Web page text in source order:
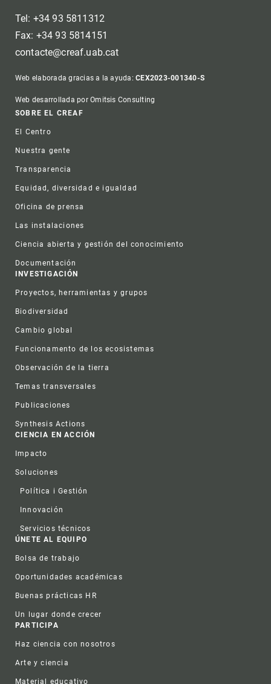
Tel: +34 93 5811312
Fax: +34 93 5814151
contacte@creaf.uab.cat
Web elaborada gracias a la ayuda:CEX2023-001340-S
Web desarrollada por Omitsis Consulting
Footer
SOBRE EL CREAF
El Centro
Nuestra gente
Transparencia
Equidad, diversidad e igualdad
Oficina de prensa
Las instalaciones
Ciencia abierta y gestión del conocimiento
Documentación
INVESTIGACIÓN
Proyectos, herramientas y grupos
Biodiversidad
Cambio global
Funcionamento de los ecosistemas
Observación de la tierra
Temas transversales
Publicaciones
Synthesis Actions
CIENCIA EN ACCIÓN
Impacto
Soluciones
Política i Gestión
Innovación
Servicios técnicos
ÚNETE AL EQUIPO
Bolsa de trabajo
Oportunidades académicas
Buenas prácticas HR
Un lugar donde crecer
PARTICIPA
Haz ciencia con nosotros
Arte y ciencia
Material educativo